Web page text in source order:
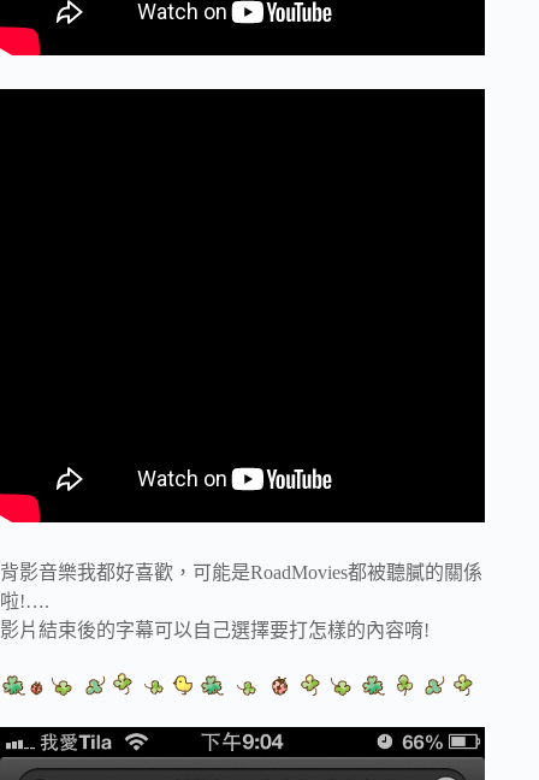
背影音樂我都好喜歡，可能是RoadMovies都被聽膩的關係
啦!….
影片結束後的字幕可以自己選擇要打怎樣的內容唷!